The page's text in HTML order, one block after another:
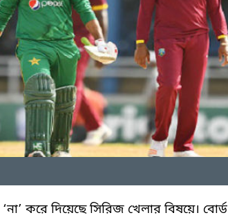
করে দিয়েছে সিরিজ খেলার বিষয়ে। বোর্ড